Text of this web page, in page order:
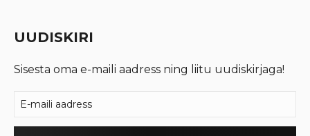
UUDISKIRI
Sisesta oma e-maili aadress ning liitu uudiskirjaga!